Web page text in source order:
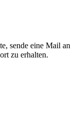
sende eine Mail an
zu erhalten.